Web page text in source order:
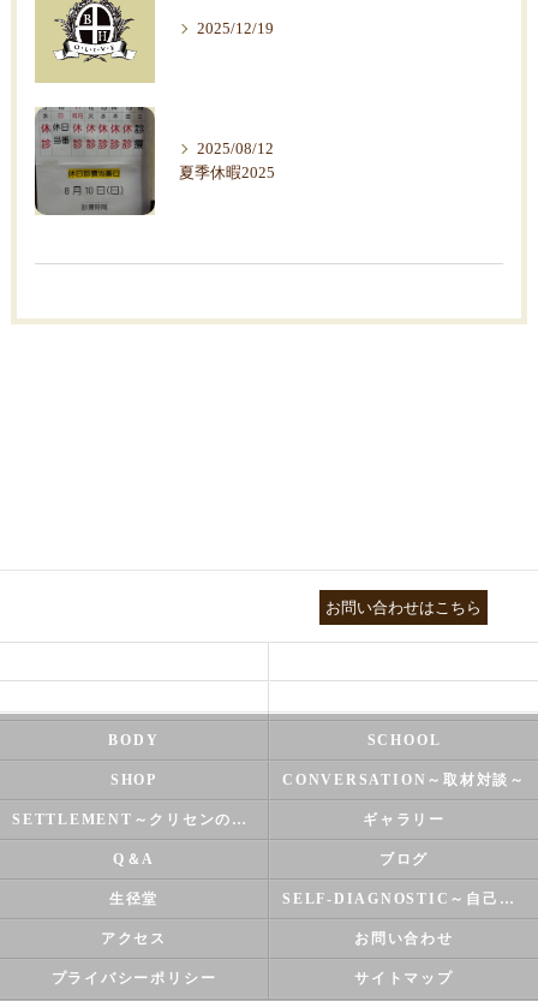
2025/12/19
2025/08/12
夏季休暇2025
お問い合わせはこちら
BODY SCHOOL
SHOP CONVERSATION～取材対談～
SETTLEMENT～クリセンのズバリ解決シリーズ～ ギャラリー
Q＆A ブログ
生径堂 SELF-DIAGNOSTIC～自己診断～
アクセス お問い合わせ
プライバシーポリシー サイトマップ